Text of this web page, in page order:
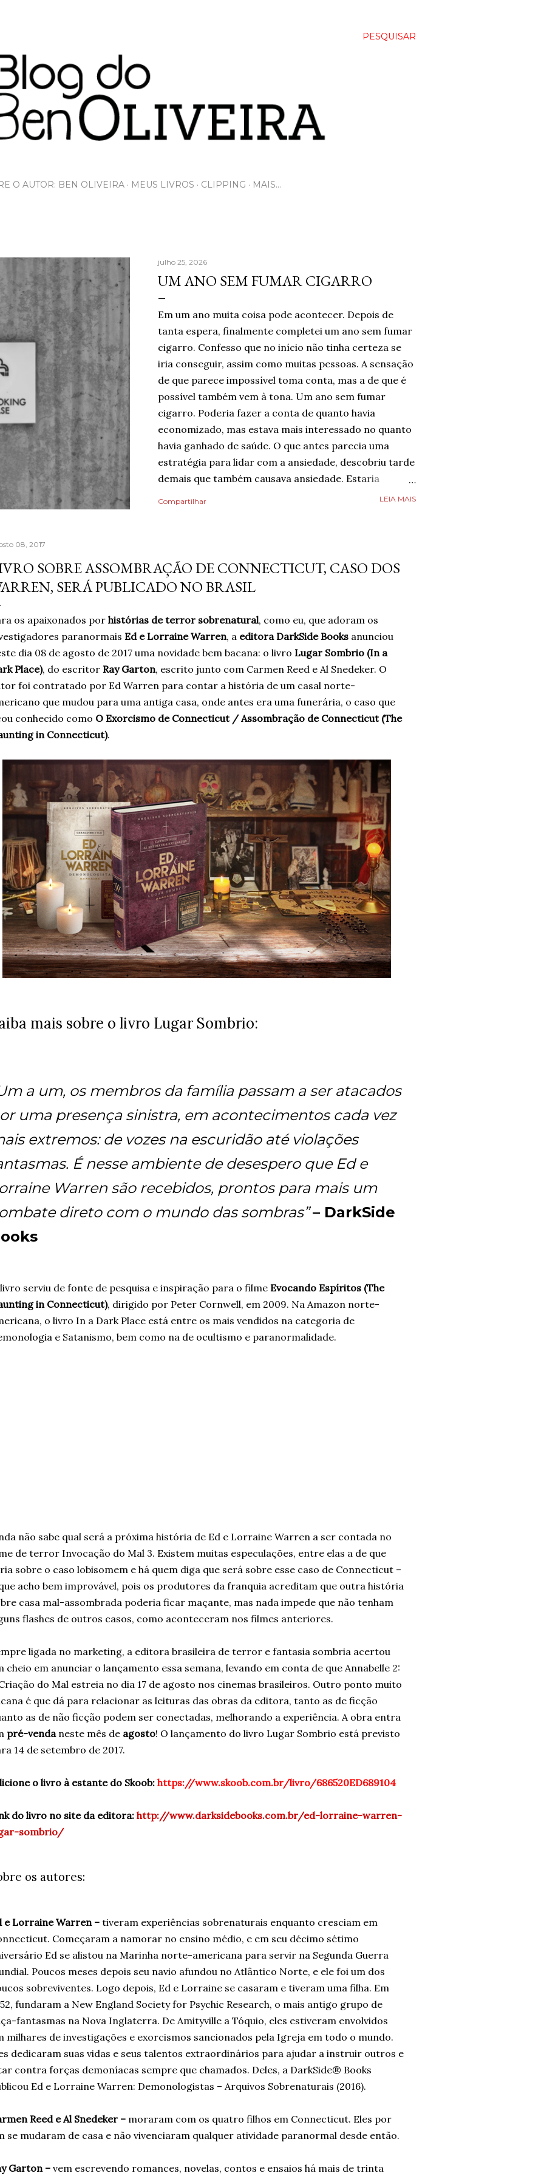
PESQUISAR
O AUTOR: BEN OLIVEIRA MEUS LIVROS CLIPPING MAIS…
julho 25, 2026
UM ANO SEM FUMAR CIGARRO
Em um ano muita coisa pode acontecer. Depois de
tanta espera, finalmente completei um ano sem fumar
cigarro. Confesso que no início não tinha certeza se
iria conseguir, assim como muitas pessoas. A sensação
de que parece impossível toma conta, mas a de que é
possível também vem à tona. Um ano sem fumar
cigarro. Poderia fazer a conta de quanto havia
economizado, mas estava mais interessado no quanto
havia ganhado de saúde. O que antes parecia uma
estratégia para lidar com a ansiedade, descobriu tarde
demais que também causava ansiedade. Estaria
mentindo se dissesse que estava completamente livre
aprendera que o cigarro não era a resposta. Pelo
contrário, que criava mais problemas. Um ano
acreditando em si mesmo e confiando no processo.
escritor, formado em jornalismo . Autor do...
Compartilhar LEIA MAIS
08, 2017
SOBRE ASSOMBRAÇÃO DE CONNECTICUT, CASO DOS
SERÁ PUBLICADO NO BRASIL
os apaixonados por histórias de terror sobrenatural, como eu, que adoram os
paranormais Ed e Lorraine Warren, a editora DarkSide Books anunciou
dia 08 de agosto de 2017 uma novidade bem bacana: o livro Lugar Sombrio (In a
Place), do escritor Ray Garton, escrito junto com Carmen Reed e Al Snedeker. O
foi contratado por Ed Warren para contar a história de um casal norte-
que mudou para uma antiga casa, onde antes era uma funerária, o caso que
conhecido como O Exorcismo de Connecticut / Assombração de Connecticut (The
in Connecticut).
mais sobre o livro Lugar Sombrio:
a um, os membros da família passam a ser atacados
uma presença sinistra, em acontecimentos cada vez
extremos: de vozes na escuridão até violações
É nesse ambiente de desespero que Ed e
Warren são recebidos, prontos para mais um
direto com o mundo das sombras” – DarkSide
serviu de fonte de pesquisa e inspiração para o filme Evocando Espíritos (The
in Connecticut), dirigido por Peter Cornwell, em 2009. Na Amazon norte-
o livro In a Dark Place está entre os mais vendidos na categoria de
e Satanismo, bem como na de ocultismo e paranormalidade.
não sabe qual será a próxima história de Ed e Lorraine Warren a ser contada no
de terror Invocação do Mal 3. Existem muitas especulações, entre elas a de que
sobre o caso lobisomem e há quem diga que será sobre esse caso de Connecticut –
acho bem improvável, pois os produtores da franquia acreditam que outra história
casa mal-assombrada poderia ficar maçante, mas nada impede que não tenham
flashes de outros casos, como aconteceram nos filmes anteriores.
ligada no marketing, a editora brasileira de terror e fantasia sombria acertou
cheio em anunciar o lançamento essa semana, levando em conta de que Annabelle 2:
do Mal estreia no dia 17 de agosto nos cinemas brasileiros. Outro ponto muito
é que dá para relacionar as leituras das obras da editora, tanto as de ficção
as de não ficção podem ser conectadas, melhorando a experiência. A obra entra
pré-vendaneste mês de agosto! O lançamento do livro Lugar Sombrio está previsto
14 de setembro de 2017.
o livro à estante do Skoob: https://www.skoob.com.br/livro/686520ED689104
do livro no site da editora: http://www.darksidebooks.com.br/ed-lorraine-warren-
sombrio/
os autores:
e Lorraine Warren –tiveram experiências sobrenaturais enquanto cresciam em
Começaram a namorar no ensino médio, e em seu décimo sétimo
Ed se alistou na Marinha norte-americana para servir na Segunda Guerra
Poucos meses depois seu navio afundou no Atlântico Norte, e ele foi um dos
sobreviventes. Logo depois, Ed e Lorraine se casaram e tiveram uma filha. Em
fundaram a New England Society for Psychic Research, o mais antigo grupo de
fantasmas na Nova Inglaterra. De Amityville a Tóquio, eles estiveram envolvidos
milhares de investigações e exorcismos sancionados pela Igreja em todo o mundo.
dedicaram suas vidas e seus talentos extraordinários para ajudar a instruir outros e
contra forças demoníacas sempre que chamados. Deles, a DarkSide® Books
Ed e Lorraine Warren: Demonologistas – Arquivos Sobrenaturais (2016).
Reed e Al Snedeker – moraram com os quatro filhos em Connecticut. Eles por
se mudaram de casa e não vivenciaram qualquer atividade paranormal desde então.
Garton – vem escrevendo romances, novelas, contos e ensaios há mais de trinta